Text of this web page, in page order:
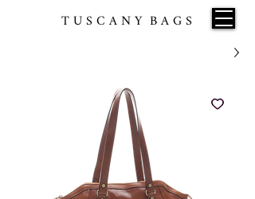
T U S C A N Y B A G S